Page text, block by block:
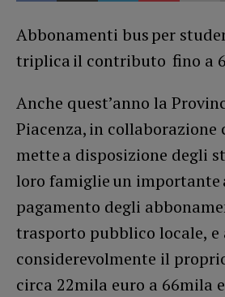
Abbonamenti bus per
triplica il contributo fino a
Anche quest’anno la
Piacenza, in collaborazione
mette a disposizione degli
loro famiglie un importante
pagamento degli
trasporto pubblico locale, e
considerevolmente il
circa 22mila euro a 66mila